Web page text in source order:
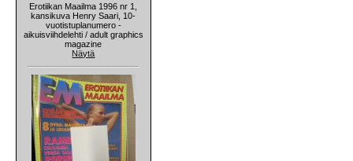
Erotiikan Maailma 1996 nr 1,
kansikuva Henry Saari, 10-
vuotistuplanumero -
aikuisviihdelehti / adult graphics
magazine
Näytä